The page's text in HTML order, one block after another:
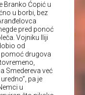
Branko Ćopić u
u borbi, bez
pred ponoć
Vojniku Iliji
od
pomoć drugova
Smedereva već
pa je
u